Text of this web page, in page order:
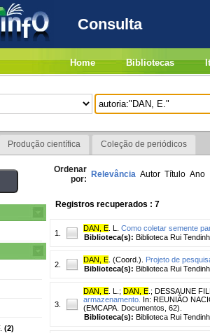
Consulta
Home Bibliotecas
Produção científica Coleção de periódicos
(2)
Ordenar
por: Relevância Autor Título Ano
Registros recuperados : 7
1.
DAN, E . L.
Como coletar semente
Biblioteca(s): Biblioteca Rui
2.
DAN, E . (Coord.).
Projeto de
Biblioteca(s): Biblioteca Rui
3.
DAN, E . L. ; DAN, E ; DESSAUNE
armazenamento. In: REUNIÃO
(EMCAPA. Documentos, 62).
Biblioteca(s): Biblioteca Rui